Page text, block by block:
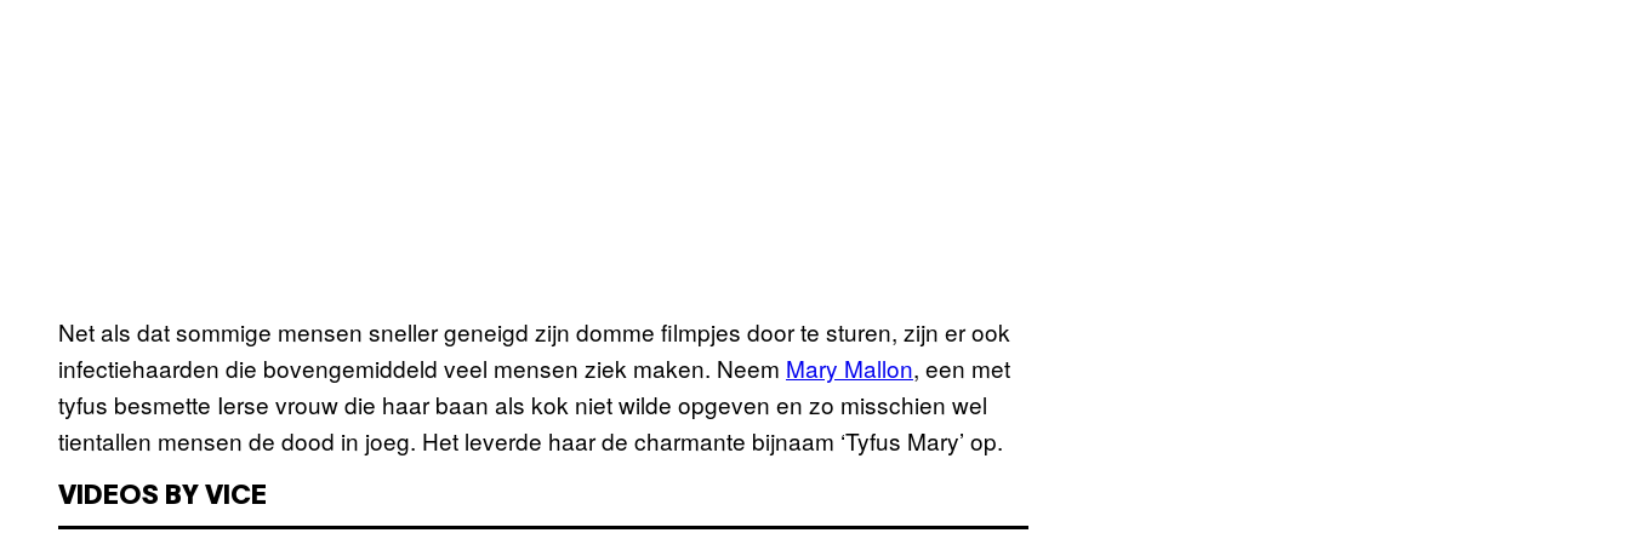
Net als dat sommige mensen sneller geneigd zijn domme filmpjes door te sturen, zijn er ook
infectiehaarden die bovengemiddeld veel mensen ziek maken. Neem Mary Mallon, een met
tyfus besmette Ierse vrouw die haar baan als kok niet wilde opgeven en zo misschien wel
tientallen mensen de dood in joeg. Het leverde haar de charmante bijnaam ‘Tyfus Mary’ op.
VIDEOS BY VICE